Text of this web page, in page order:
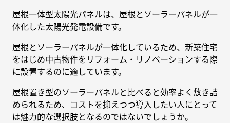
屋根一体型太陽光パネルは、屋根とソーラーパネルが一
体化した太陽光発電設備です。
屋根とソーラーパネルが一体化しているため、新築住宅
をはじめ中古物件をリフォーム・リノベーションする際
に設置するのに適しています。
屋根置き型のソーラーパネルと比べると効率よく敷き詰
められるため、コストを抑えつつ導入したい人にとって
は魅力的な選択肢となるのではないでしょうか。